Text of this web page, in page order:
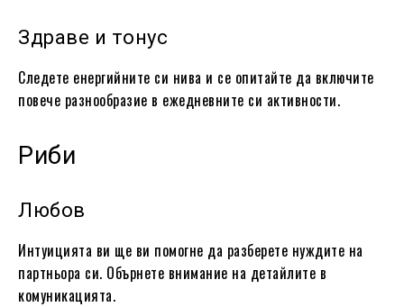
Здраве и тонус
Следете енергийните си нива и се опитайте да включите
повече разнообразие в ежедневните си активности.
Риби
Любов
Интуицията ви ще ви помогне да разберете нуждите на
партньора си. Обърнете внимание на детайлите в
комуникацията.